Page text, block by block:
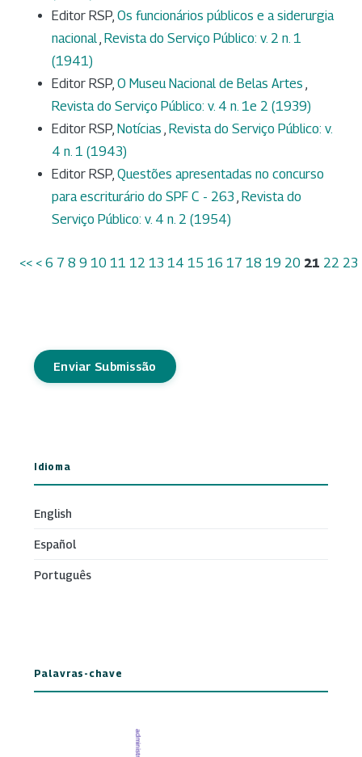
Editor RSP, Os funcionários públicos e a siderurgia
nacional, Revista do Serviço Público: v. 2 n. 1
(1941)
Editor RSP, O Museu Nacional de Belas Artes ,
Revista do Serviço Público: v. 4 n. 1e 2 (1939)
Editor RSP, Notícias , Revista do Serviço Público: v.
4 n. 1 (1943)
Editor RSP, Questões apresentadas no concurso
para escriturário do SPF C - 263 , Revista do
Serviço Público: v. 4 n. 2 (1954)
<< < 6 7 8 9 10 11 12 13 14 15 16 17 18 19 20 21 22 23
Enviar Submissão
Idioma
English
Español
Português
Palavras-chave